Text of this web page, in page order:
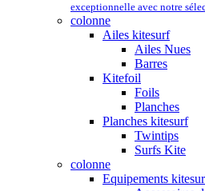
exceptionnelle avec notre
colonne
Ailes kitesurf
Ailes Nues
Barres
Kitefoil
Foils
Planches
Planches kitesurf
Twintips
Surfs Kite
colonne
Equipements